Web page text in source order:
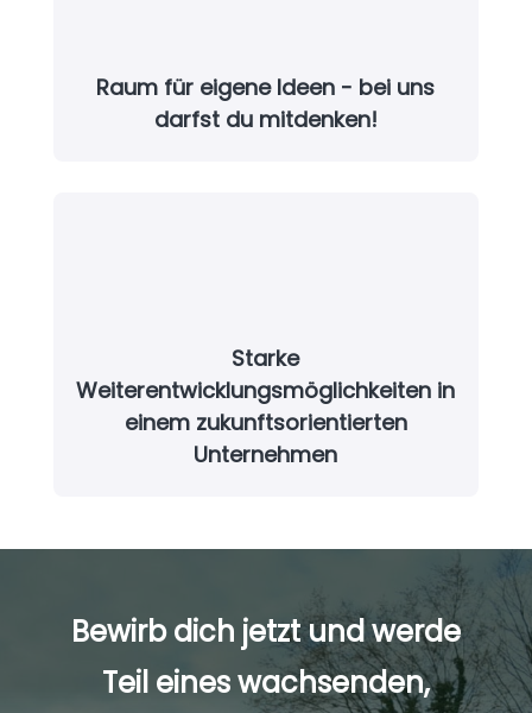
Raum für eigene Ideen - bei uns
darfst du mitdenken!
Starke
Weiterentwicklungsmöglichkeiten in
einem zukunftsorientierten
Unternehmen
Bewirb dich jetzt und werde
Teil eines wachsenden,